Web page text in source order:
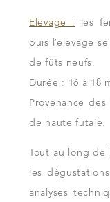
Elevage : les
puis l’élevage
de fûts neufs.
Durée : 16 à 18
Provenance
de haute futaie.
Tout au long de
les
analyses